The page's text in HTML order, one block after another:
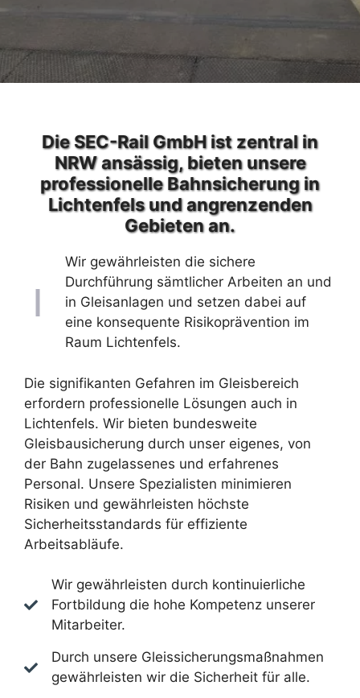
Die SEC-Rail GmbH ist zentral in
NRW ansässig, bieten unsere
professionelle Bahnsicherung in
Lichtenfels und angrenzenden
Gebieten an.
Wir gewährleisten die sichere
Durchführung sämtlicher Arbeiten an und
in Gleisanlagen und setzen dabei auf
eine konsequente Risikoprävention im
Raum Lichtenfels.
Die signifikanten Gefahren im Gleisbereich
erfordern professionelle Lösungen auch in
Lichtenfels. Wir bieten bundesweite
Gleisbausicherung durch unser eigenes, von
der Bahn zugelassenes und erfahrenes
Personal. Unsere Spezialisten minimieren
Risiken und gewährleisten höchste
Sicherheitsstandards für effiziente
Arbeitsabläufe.
Wir gewährleisten durch kontinuierliche
Fortbildung die hohe Kompetenz unserer
Mitarbeiter.
Durch unsere Gleissicherungsmaßnahmen
gewährleisten wir die Sicherheit für alle.